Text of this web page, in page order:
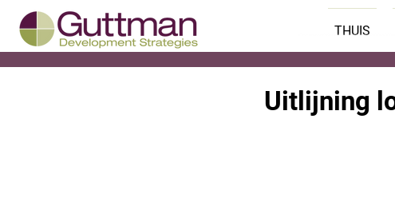
THUIS
< Back
Uitlijning